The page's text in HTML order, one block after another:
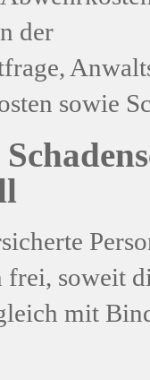
der
sowie
frei, soweit
mit